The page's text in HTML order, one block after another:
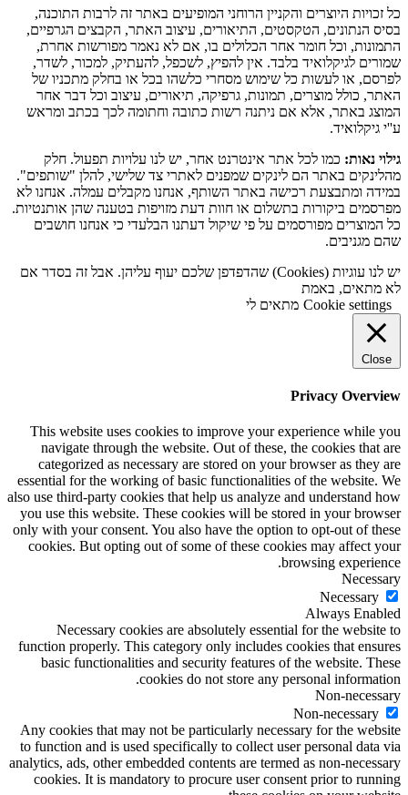
כל זכויות היוצרים והקניין הרוחני המופיעים באתר זה לרבות התוכנה,
בסיס הנתונים, הטקסטים, התיאורים, עיצוב האתר, הקבצים הגרפיים,
התמונות, וכל חומר אחר הכלולים בו, אם לא נאמר מפורשות אחרת,
שמורים לגיקלואיד בלבד. אין להפיץ, לשכפל, להעתיק, למכור, לשדר,
לפרסם, או לעשות כל שימוש מסחרי כלשהו בכל או בחלק מתכניו של
האתר, כולל מוצרים, תמונות, גרפיקה, תיאורים, עיצוב וכל דבר אחר
המוצג באתר, אלא אם ניתנה רשות כתובה וחתומה לכך בכתב ומראש
ע''י גיקלואיד.
גילוי נאות: כמו לכל אתר אינטרנט אחר, יש לנו עלויות תפעול. חלק
מהלינקים באתר הם לינקים שמפנים לאתרי צד שלישי, להלן "שותפים".
במידה ומתבצעת רכישה באתר השותף, אנחנו מקבלים עמלה. אנחנו לא
מפרסמים ביקורות בתשלום או חוות דעת מזויפות בטענה שהן אותנטיות.
כל המוצרים מפורסמים על פי שיקול דעתנו הבלעדי כי אנחנו חושבים
שהם מגניבים.
יש לנו עוגיות (Cookies) שהדפדפן שלכם יעוף עליהן. אבל זה בסדר אם
לא מתאים, באמת
Cookie settings מתאים לי
Close
Privacy Overview
This website uses cookies to improve your experience while you
navigate through the website. Out of these, the cookies that are
categorized as necessary are stored on your browser as they are
essential for the working of basic functionalities of the website. We
also use third-party cookies that help us analyze and understand how
you use this website. These cookies will be stored in your browser
only with your consent. You also have the option to opt-out of these
cookies. But opting out of some of these cookies may affect your
browsing experience.
Necessary
Necessary
Always Enabled
Necessary cookies are absolutely essential for the website to
function properly. This category only includes cookies that ensures
basic functionalities and security features of the website. These
cookies do not store any personal information.
Non-necessary
Non-necessary
Any cookies that may not be particularly necessary for the website
to function and is used specifically to collect user personal data via
analytics, ads, other embedded contents are termed as non-necessary
cookies. It is mandatory to procure user consent prior to running